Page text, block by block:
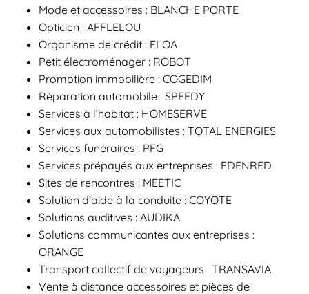
Mode et accessoires : BLANCHE PORTE
Opticien : AFFLELOU
Organisme de crédit : FLOA
Petit électroménager : ROBOT
Promotion immobilière : COGEDIM
Réparation automobile : SPEEDY
Services à l’habitat : HOMESERVE
Services aux automobilistes : TOTAL ENERGIES
Services funéraires : PFG
Services prépayés aux entreprises : EDENRED
Sites de rencontres : MEETIC
Solution d’aide à la conduite : COYOTE
Solutions auditives : AUDIKA
Solutions communicantes aux entreprises :
ORANGE
Transport collectif de voyageurs : TRANSAVIA
Vente à distance accessoires et pièces de